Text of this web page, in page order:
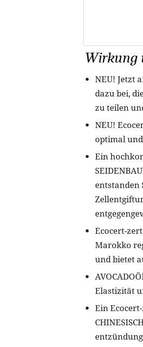
Wirkung
NEU! Jetzt
dazu bei,
zu teilen
NEU!
optimal
Ein
entstanden
Ecocert-
Marokko
und bietet
Elastizität
Ein